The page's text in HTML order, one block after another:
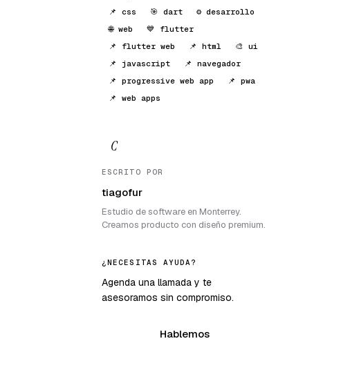
📌 css
🎯 dart
⚙️ desarrollo
🌐 web
💙 flutter
📌 flutter web
📌 html
🎨 ui
📌 javascript
📌 navegador
📌 progressive web app
📌 pwa
📌 web apps
C
ESCRITO POR
tiagofur
Estudio de software en Monterrey.
Creamos producto con diseño premium.
¿NECESITAS AYUDA?
Agenda una llamada y te
asesoramos sin compromiso.
Hablemos